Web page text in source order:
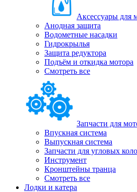
Аксессуары для
Анодная защита
Водометные насадки
Гидрокрылья
Защита редуктора
Подъём и откидка мотора
Смотреть все
Запчасти для
Впускная система
Выпускная система
Запчасти для угловых
Инструмент
Кронштейны транца
Смотреть все
Лодки и катера